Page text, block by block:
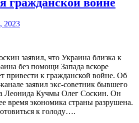
2023
заявил, что Украина близка к
без помощи Запада вскоре
привести к гражданской войне. Об
заявил экс-советник бывшего
Леонида Кучмы Олег Соскин. Он
время экономика страны разрушена.
к голоду….